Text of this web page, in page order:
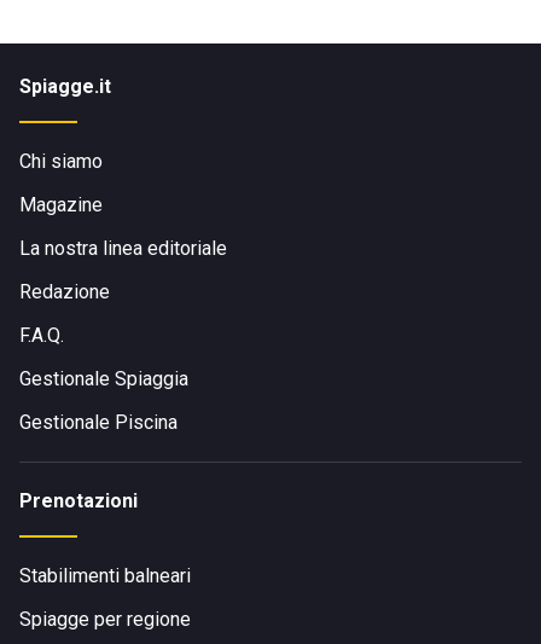
Spiagge.it
Chi siamo
Magazine
La nostra linea editoriale
Redazione
F.A.Q.
Gestionale Spiaggia
Gestionale Piscina
Prenotazioni
Stabilimenti balneari
Spiagge per regione